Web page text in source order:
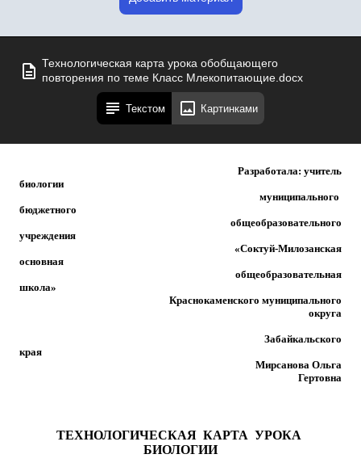
Технологическая карта урока обобщающего
повторения по теме Класс Млекопитающие.docx
Текстом Картинками
Разработала: учитель
муниципального
общеобразовательного
«Соктуй-Милозанская
общеобразовательная
Краснокаменского муниципального
округа
Забайкальского
Мирсанова Ольга
Гертовна
ТЕХНОЛОГИЧЕСКАЯ КАРТА УРОКА
БИОЛОГИИ